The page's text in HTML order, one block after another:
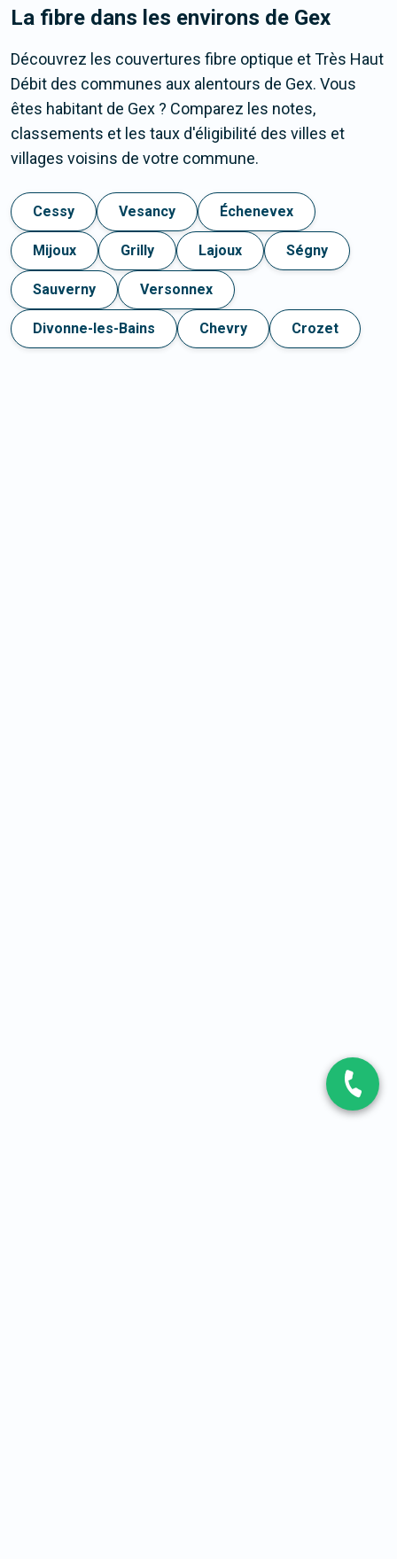
La fibre dans les environs de Gex
Découvrez les couvertures fibre optique et Très Haut
Débit des communes aux alentours de Gex. Vous
êtes habitant de Gex ? Comparez les notes,
classements et les taux d'éligibilité des villes et
villages voisins de votre commune.
Cessy Vesancy Échenevex
Mijoux Grilly Lajoux Ségny
Sauverny Versonnex
Divonne-les-Bains Chevry Crozet